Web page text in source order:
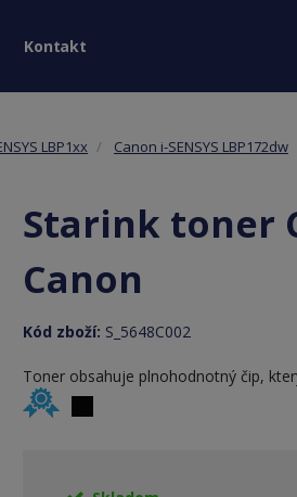
Kontakt
LBP1xx Canon i-SENSYS LBP172dw
Starink toner
Canon
Kód zboží: S_5648C002
Toner obsahuje plnohodnotný čip,